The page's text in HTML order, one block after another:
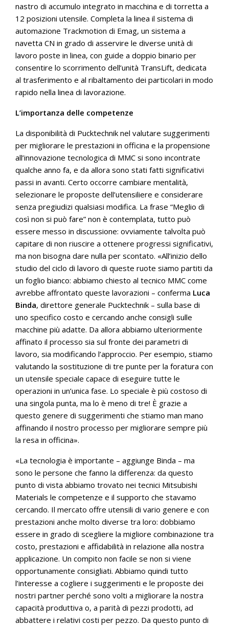
nastro di accumulo integrato in macchina e di torretta a
12 posizioni utensile. Completa la linea il sistema di
automazione Trackmotion di Emag, un sistema a
navetta CN in grado di asservire le diverse unità di
lavoro poste in linea, con guide a doppio binario per
consentire lo scorrimento dell’unità TransLift, dedicata
al trasferimento e al ribaltamento dei particolari in modo
rapido nella linea di lavorazione.
L’importanza delle competenze
La disponibilità di Pucktechnik nel valutare suggerimenti
per migliorare le prestazioni in officina e la propensione
all’innovazione tecnologica di MMC si sono incontrate
qualche anno fa, e da allora sono stati fatti significativi
passi in avanti. Certo occorre cambiare mentalità,
selezionare le proposte dell’utensiliere e considerare
senza pregiudizi qualsiasi modifica. La frase “Meglio di
così non si può fare” non è contemplata, tutto può
essere messo in discussione: ovviamente talvolta può
capitare di non riuscire a ottenere progressi significativi,
ma non bisogna dare nulla per scontato. «All’inizio dello
studio del ciclo di lavoro di queste ruote siamo partiti da
un foglio bianco: abbiamo chiesto al tecnico MMC come
avrebbe affrontato queste lavorazioni – conferma Luca
Binda, direttore generale Pucktechnik – sulla base di
uno specifico costo e cercando anche consigli sulle
macchine più adatte. Da allora abbiamo ulteriormente
affinato il processo sia sul fronte dei parametri di
lavoro, sia modificando l’approccio. Per esempio, stiamo
valutando la sostituzione di tre punte per la foratura con
un utensile speciale capace di eseguire tutte le
operazioni in un’unica fase. Lo speciale è più costoso di
una singola punta, ma lo è meno di tre! È grazie a
questo genere di suggerimenti che stiamo man mano
affinando il nostro processo per migliorare sempre più
la resa in officina».
«La tecnologia è importante – aggiunge Binda – ma
sono le persone che fanno la differenza: da questo
punto di vista abbiamo trovato nei tecnici Mitsubishi
Materials le competenze e il supporto che stavamo
cercando. Il mercato offre utensili di vario genere e con
prestazioni anche molto diverse tra loro: dobbiamo
essere in grado di scegliere la migliore combinazione tra
costo, prestazioni e affidabilità in relazione alla nostra
applicazione. Un compito non facile se non si viene
opportunamente consigliati. Abbiamo quindi tutto
l’interesse a cogliere i suggerimenti e le proposte dei
nostri partner perché sono volti a migliorare la nostra
capacità produttiva o, a parità di pezzi prodotti, ad
abbattere i relativi costi per pezzo. Da questo punto di